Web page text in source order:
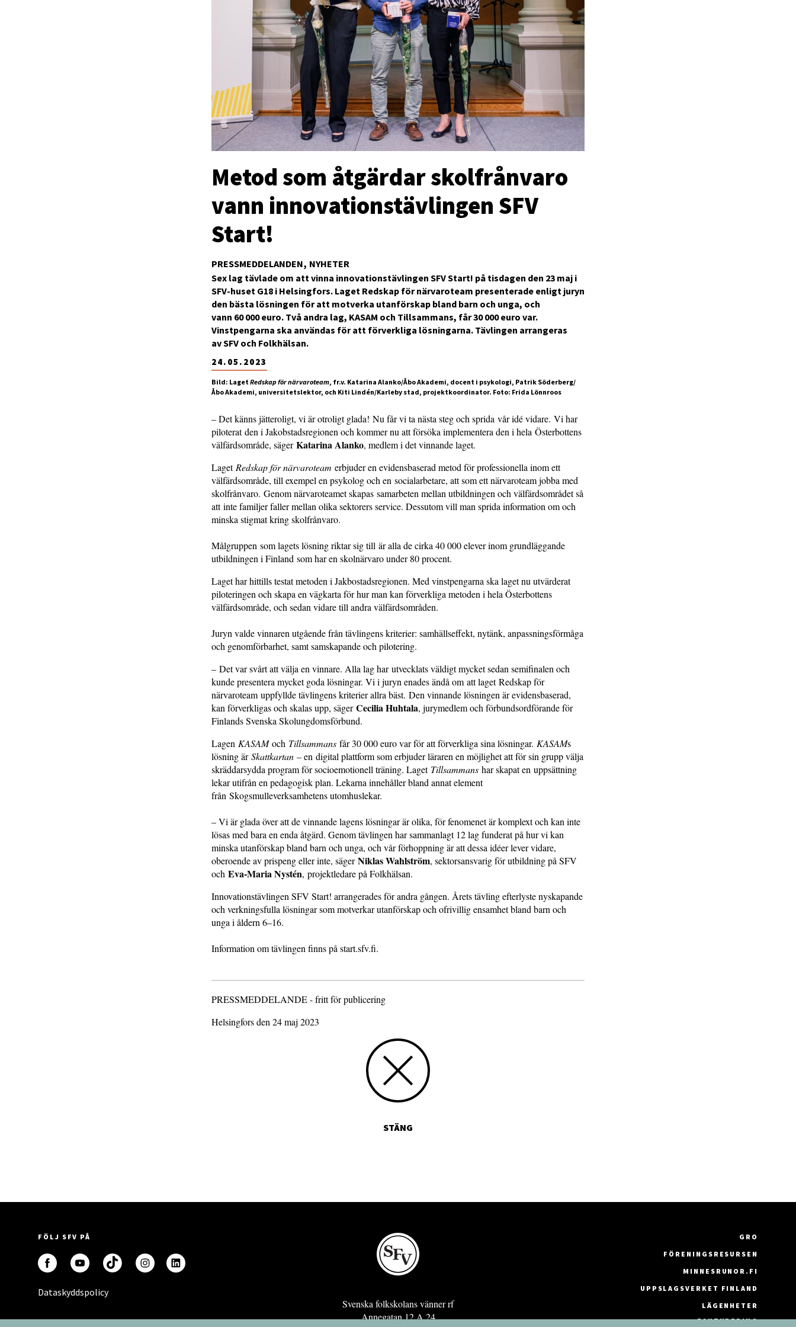
PRESSMEDDELANDEN NYHETER
Metod som åtgärdar skolfrånvaro
vann innovationstävlingen SFV
Start!
24.05.2023
Sex lag tävlade om att vinna innovationstävlingen SFV Start! på tisdagen den 23 maj i
SFV-huset G18 i Helsingfors. Laget Redskap för närvaroteam presenterade enligt juryn
den bästa lösningen för att motverka utanförskap bland barn och unga, och
vann 60 000 euro. Två andra lag, KASAM och Tillsammans, får 30 000 euro var.
Vinstpengarna ska användas för att förverkliga lösningarna. Tävlingen arrangeras
av SFV och Folkhälsan.
Bild: Laget Redskap för närvaroteam, fr.v. Katarina Alanko/Åbo Akademi, docent i psykologi, Patrik Söderberg/
Åbo Akademi, universitetslektor, och Kiti Lindén/Karleby stad, projektkoordinator. Foto: Frida Lönnroos
– Det känns jätteroligt, vi är otroligt glada! Nu får vi ta nästa steg och sprida vår idé vidare. Vi har
piloterat den i Jakobstadsregionen och kommer nu att försöka implementera den i hela Österbottens
välfärdsområde, sägerKatarina Alanko, medlem i det vinnande laget.
LagetRedskap för närvaroteam erbjuder en evidensbaserad metod för professionella inom ett
välfärdsområde, till exempel en psykolog och en socialarbetare, att som ett närvaroteam jobba med
skolfrånvaro. Genom närvaroteamet skapas samarbeten mellan utbildningen och välfärdsområdet så
att inte familjer faller mellan olika sektorers service. Dessutom vill man sprida information om och
minska stigmat kring skolfrånvaro.
Målgruppen som lagets lösning riktar sig till är alla de cirka 40 000 elever inom grundläggande
utbildningen i Finland som har en skolnärvaro under 80 procent.
Laget har hittills testat metoden i Jakbostadsregionen. Med vinstpengarna ska laget nu utvärderat
piloteringen och skapa en vägkarta för hur man kan förverkliga metoden i hela Österbottens
välfärdsområde, och sedan vidare till andra välfärdsområden.
Juryn valde vinnaren utgående från tävlingens kriterier: samhällseffekt, nytänk, anpassningsförmåga
och genomförbarhet, samt samskapande och pilotering.
– Det var svårt att välja en vinnare. Alla lag har utvecklats väldigt mycket sedan semifinalen och
kunde presentera mycket goda lösningar. Vi i juryn enades ändå om att laget Redskap för
närvaroteam uppfyllde tävlingens kriterier allra bäst. Den vinnande lösningen är evidensbaserad,
kan förverkligas och skalas upp, sägerCecilia Huhtala, jurymedlem och förbundsordförande för
Finlands Svenska Skolungdomsförbund.
Lagen KASAMoch Tillsammans får 30 000 euro var för att förverkliga sina lösningar. KASAMs
lösning ärSkattkartan – en digital plattform som erbjuder läraren en möjlighet att för sin grupp välja
skräddarsydda program för socioemotionell träning. Laget Tillsammans har skapat en uppsättning
lekar utifrån en pedagogisk plan. Lekarna innehåller bland annat element
från Skogsmulleverksamhetens utomhuslekar.
– Vi är glada över att de vinnande lagens lösningar är olika, för fenomenet är komplext och kan inte
lösas med bara en enda åtgärd. Genom tävlingen har sammanlagt 12 lag funderat på hur vi kan
minska utanförskap bland barn och unga, och vår förhoppning är att dessa idéer lever vidare,
oberoende av prispeng eller inte, sägerNiklas Wahlström, sektorsansvarig för utbildning på SFV
och Eva-Maria Nystén, projektledare på Folkhälsan.
Innovationstävlingen SFV Start! arrangerades för andra gången. Årets tävling efterlyste nyskapande
och verkningsfulla lösningar som motverkar utanförskap och ofrivillig ensamhet bland barn och
unga i åldern 6–16.
Information om tävlingen finns på start.sfv.fi.
PRESSMEDDELANDE - fritt för publicering
Helsingfors den 24 maj 2023
STÄNG
FÖLJ SFV PÅ
Dataskyddspolicy
Svenska folkskolans vänner rf
Annegatan 12 A 24
GRO
FÖRENINGSRESURSEN
MINNESRUNOR.FI
UPPSLAGSVERKET FINLAND
LÄGENHETER
FAKTURERING